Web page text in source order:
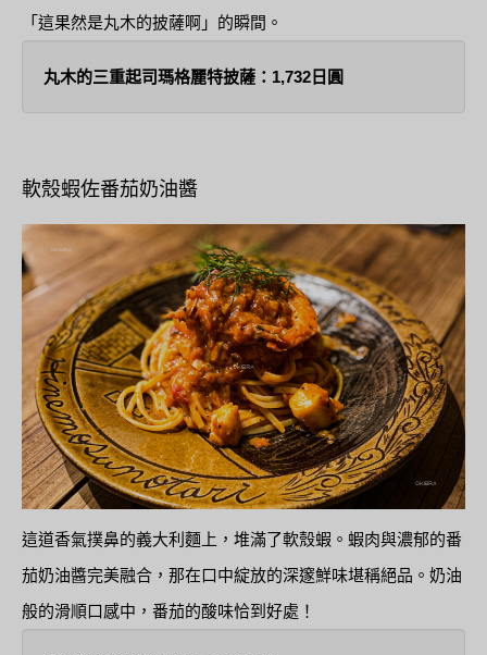
「這果然是丸木的披薩啊」的瞬間。
丸木的三重起司瑪格麗特披薩：1,732日圓
軟殼蝦佐番茄奶油醬
這道香氣撲鼻的義大利麵上，堆滿了軟殼蝦。蝦肉與濃郁的番
茄奶油醬完美融合，那在口中綻放的深邃鮮味堪稱絕品。奶油
般的滑順口感中，番茄的酸味恰到好處！